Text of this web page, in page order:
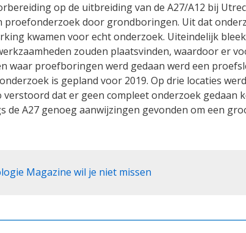
op de uitbreiding van de A27/A12 bij
proefonderzoek door grondboringen. Uit dat
kwamen voor echt onderzoek. Uiteindelijk
zouden plaatsvinden, waardoor er
waar proefboringen werd gedaan werd een
is gepland voor 2019. Op drie locaties
verstoord dat er geen compleet onderzoek gedaan
de A27 genoeg aanwijzingen gevonden om een
Magazine wil je niet missen